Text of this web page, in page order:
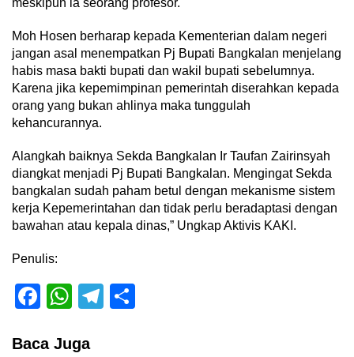
meskipun ia seorang profesor.
Moh Hosen berharap kepada Kementerian dalam negeri
jangan asal menempatkan Pj Bupati Bangkalan menjelang
habis masa bakti bupati dan wakil bupati sebelumnya.
Karena jika kepemimpinan pemerintah diserahkan kepada
orang yang bukan ahlinya maka tunggulah
kehancurannya.
Alangkah baiknya Sekda Bangkalan Ir Taufan Zairinsyah
diangkat menjadi Pj Bupati Bangkalan. Mengingat Sekda
bangkalan sudah paham betul dengan mekanisme sistem
kerja Kepemerintahan dan tidak perlu beradaptasi dengan
bawahan atau kepala dinas,” Ungkap Aktivis KAKI.
Penulis:
Facebook
WhatsApp
Telegram
Baca Juga